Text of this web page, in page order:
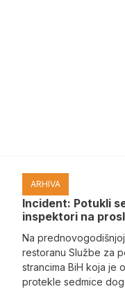
ARHIVA
Incident: Potukli
inspektori na
Na
restoranu Službe za
strancima BiH koja je
protekle sedmice